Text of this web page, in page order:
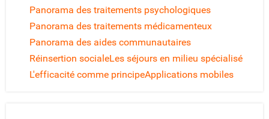
Panorama des traitements psychologiques
Panorama des traitements médicamenteux
Panorama des aides communautaires
Réinsertion socialeLes séjours en milieu spécialisé
L'efficacité comme principeApplications mobiles